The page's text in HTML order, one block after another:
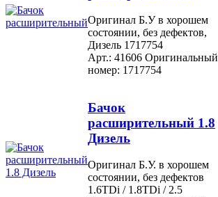
Оригинал Б.У в хорошем
состоянии, без дефектов,
Дизель 1717754
Арт.: 41606 Оригинальный
номер: 1717754
Бачок
расширительный 1.8
Дизель
Оригинал Б.У. в хорошем
состоянии, без дефектов
1.6TDi / 1.8TDi / 2.5